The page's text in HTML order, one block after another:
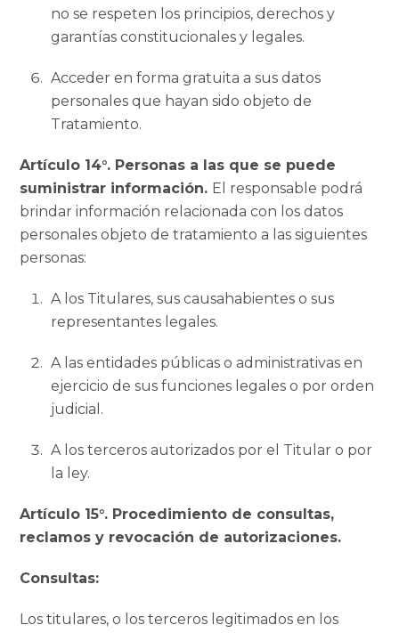
no se respeten los principios, derechos y
garantías constitucionales y legales.
Acceder en forma gratuita a sus datos
personales que hayan sido objeto de
Tratamiento.
Artículo 14°. Personas a las que se puede
suministrar información. El responsable podrá
brindar información relacionada con los datos
personales objeto de tratamiento a las siguientes
personas:
A los Titulares, sus causahabientes o sus
representantes legales.
A las entidades públicas o administrativas en
ejercicio de sus funciones legales o por orden
judicial.
A los terceros autorizados por el Titular o por
la ley.
Artículo 15°. Procedimiento de consultas,
reclamos y revocación de autorizaciones.
Consultas:
Los titulares, o los terceros legitimados en los